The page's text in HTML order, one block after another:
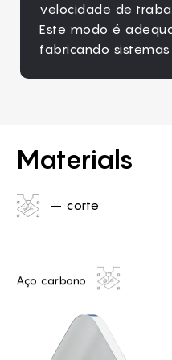
velocidade de
Este modo é
fabricando
para cortar
onde a precisão é
exemplo,
perfeitamente
peças para
lembrança sem as
trabalho.
a fabricação de
produtos
Materials
– corte
Aço carbono